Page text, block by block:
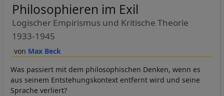
Max Beck
Philosophieren im Exil
Logischer Empirismus und Kritische Theorie
1933-1945
Was passiert mit dem philosophischen Denken, wenn es
aus seinem Entstehungskontext entfernt wird und seine
Sprache verliert?